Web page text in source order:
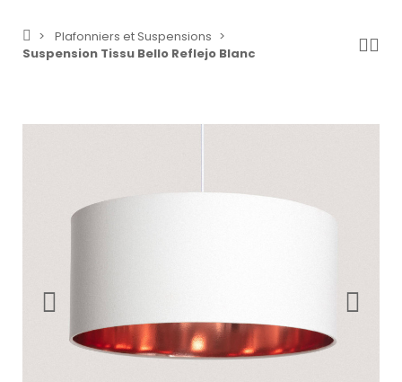
Plafonniers et Suspensions
Suspension Tissu Bello Reflejo Blanc